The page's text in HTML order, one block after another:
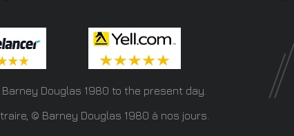
Douglas 1980 to the present day.
© Barney Douglas 1980 à nos jours.